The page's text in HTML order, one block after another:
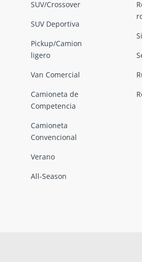
SUV/Crossover
SUV Deportiva
Pickup/Camion
ligero
Van Comercial
Camioneta de
Competencia
Camioneta
Convencional
Verano
All-Season